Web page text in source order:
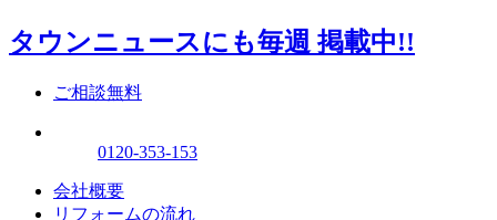
タウンニュースにも毎週 掲載中!!
ご相談無料
0120-353-153
会社概要
リフォームの流れ